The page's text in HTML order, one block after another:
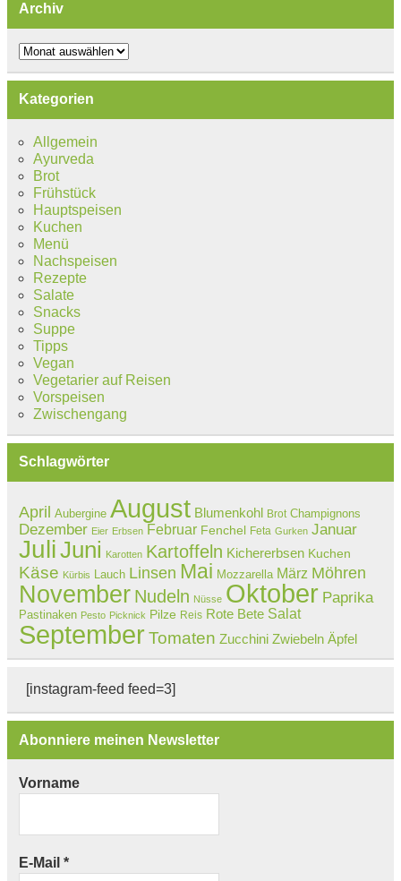
Archiv
Archiv
Kategorien
Allgemein
Ayurveda
Brot
Frühstück
Hauptspeisen
Kuchen
Menü
Nachspeisen
Rezepte
Salate
Snacks
Suppe
Tipps
Vegan
Vegetarier auf Reisen
Vorspeisen
Zwischengang
Schlagwörter
April Aubergine August Blumenkohl Brot Champignons
Dezember Eier Erbsen Februar Fenchel Feta Gurken Januar
JuliJuni Karotten Kartoffeln Kichererbsen Kuchen
Käse Kürbis Lauch Linsen Mai Mozzarella März Möhren
November Nudeln Nüsse Oktober Paprika
Pastinaken Pesto Picknick Pilze Reis Rote Bete Salat
September Tomaten Zucchini Zwiebeln Äpfel
[instagram-feed feed=3]
Abonniere meinen Newsletter
Vorname
E-Mail *